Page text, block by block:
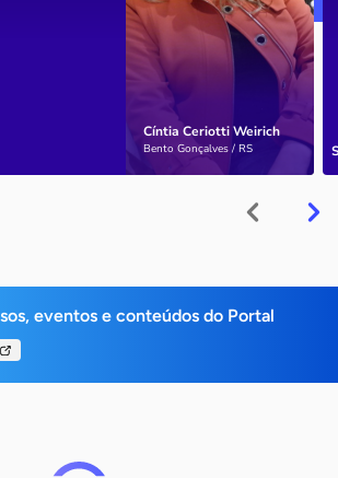
Cíntia Ceriotti Weirich
Bento Gonçalves / RS
eventos e conteúdos do Portal